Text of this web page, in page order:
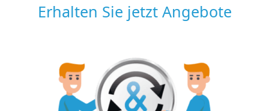
Erhalten Sie jetzt Angebote